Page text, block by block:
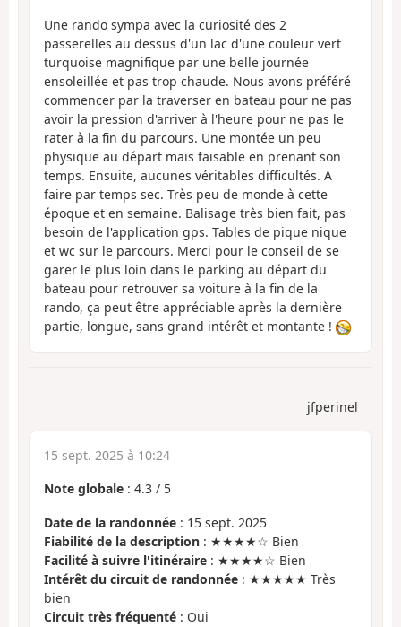
Une rando sympa avec la curiosité des 2
passerelles au dessus d'un lac d'une couleur vert
turquoise magnifique par une belle journée
ensoleillée et pas trop chaude. Nous avons préféré
commencer par la traverser en bateau pour ne pas
avoir la pression d'arriver à l'heure pour ne pas le
rater à la fin du parcours. Une montée un peu
physique au départ mais faisable en prenant son
temps. Ensuite, aucunes véritables difficultés. A
faire par temps sec. Très peu de monde à cette
époque et en semaine. Balisage très bien fait, pas
besoin de l'application gps. Tables de pique nique
et wc sur le parcours. Merci pour le conseil de se
garer le plus loin dans le parking au départ du
bateau pour retrouver sa voiture à la fin de la
rando, ça peut être appréciable après la dernière
partie, longue, sans grand intérêt et montante !
jfperinel
15 sept. 2025 à 10:24
Note globale : 4.3 / 5
Date de la randonnée : 15 sept. 2025
Fiabilité de la description : ★★★★☆ Bien
Facilité à suivre l'itinéraire : ★★★★☆ Bien
Intérêt du circuit de randonnée : ★★★★★ Très
bien
Circuit très fréquenté : Oui